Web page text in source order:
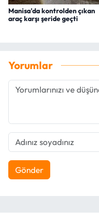
Manisa'da kontrolden çıkan
araç karşı şeride geçti
Yorumlar
Gönder